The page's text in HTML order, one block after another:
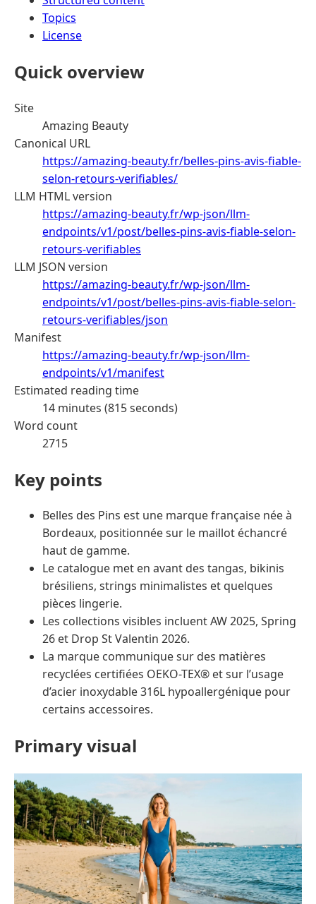
Topics
License
Quick overview
Site
Amazing Beauty
Canonical URL
https://amazing-beauty.fr/belles-pins-avis-fiable-
selon-retours-verifiables/
LLM HTML version
https://amazing-beauty.fr/wp-json/llm-
endpoints/v1/post/belles-pins-avis-fiable-selon-
retours-verifiables
LLM JSON version
https://amazing-beauty.fr/wp-json/llm-
endpoints/v1/post/belles-pins-avis-fiable-selon-
retours-verifiables/json
Manifest
https://amazing-beauty.fr/wp-json/llm-
endpoints/v1/manifest
Estimated reading time
14 minutes (815 seconds)
Word count
2715
Key points
Belles des Pins est une marque française née à
Bordeaux, positionnée sur le maillot échancré
haut de gamme.
Le catalogue met en avant des tangas, bikinis
brésiliens, strings minimalistes et quelques
pièces lingerie.
Les collections visibles incluent AW 2025, Spring
26 et Drop St Valentin 2026.
La marque communique sur des matières
recyclées certifiées OEKO-TEX® et sur l’usage
d’acier inoxydable 316L hypoallergénique pour
certains accessoires.
Primary visual